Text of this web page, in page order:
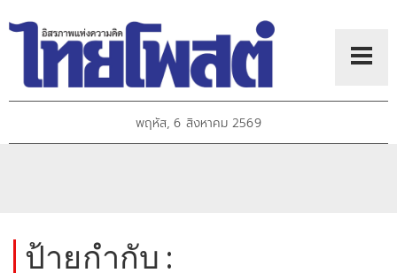
พฤหัส, 6 สิงหาคม 2569
ป้ายกำกับ :